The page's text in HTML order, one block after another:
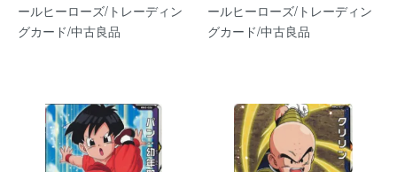
ールヒーローズ/トレーディン
グカード/中古良品
ールヒーローズ/トレーディン
グカード/中古良品